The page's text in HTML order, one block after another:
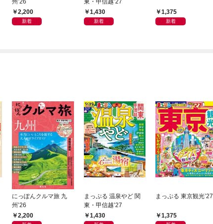
2,200
新着
1,430
新着
1,375
新着
にっぽんクルマ旅 九
州’26
2,200
まっぷる 温泉やど 関
東・甲信越’27
1,430
まっぷる 東京観光’27
1,375